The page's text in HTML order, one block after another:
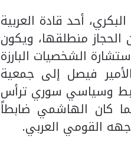
البكري، أحد قادة العربية
منطلقها، ويكون
الشخصيات البارزة
فيصل إلى جمعية
ضابط وسياسي سوري ترأس
في دمشق بعد العثمانيين سنة 1918، بينما كان الهاشمي ضابطاً
القومي العربي.